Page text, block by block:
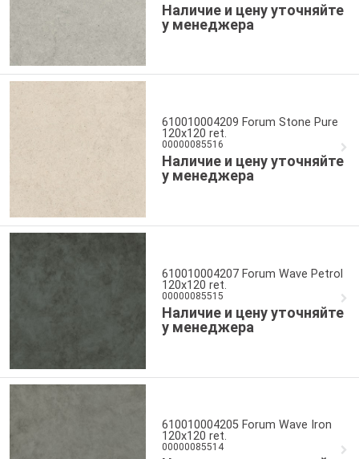
Наличие и цену уточняйте
у менеджера
610010004209 Forum Stone Pure
120x120 ret.
00000085516
Наличие и цену уточняйте
у менеджера
610010004207 Forum Wave Petrol
120x120 ret.
00000085515
Наличие и цену уточняйте
у менеджера
610010004205 Forum Wave Iron
120x120 ret.
00000085514